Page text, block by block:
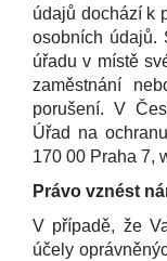
údajů dochází k
osobních údajů.
úřadu v místě
zaměstnání
porušení. V
Úřad na
170 00 Praha 7,
Právo vznést
V případě, že
účely